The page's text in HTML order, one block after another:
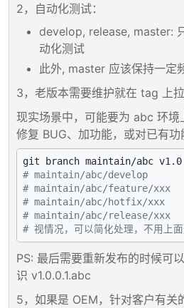
2，自动化测试：
develop, release, master:
动化测试
此外, master 应该保持一定
3，老版本需要维护就在 tag 上拉
现实场景中，可能要为 abc 环境
修复 BUG、加功能，或对已有功
git branch maintain/abc
# maintain/abc/develop
# maintain/abc/feature/xxx
# maintain/abc/hotfix/xxx
# maintain/abc/release/xxx
# 视情况，可以简化处理，不用上
PS: 最后需要重新发布的时候可
识 v1.0.0.1.abc
5，如果是 OEM，针对客户有关